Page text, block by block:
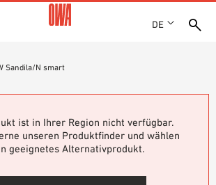
DE
Sandila/N smart
ist in Ihrer Region nicht verfügbar.
unseren Produktfinder und wählen
geeignetes Alternativprodukt.